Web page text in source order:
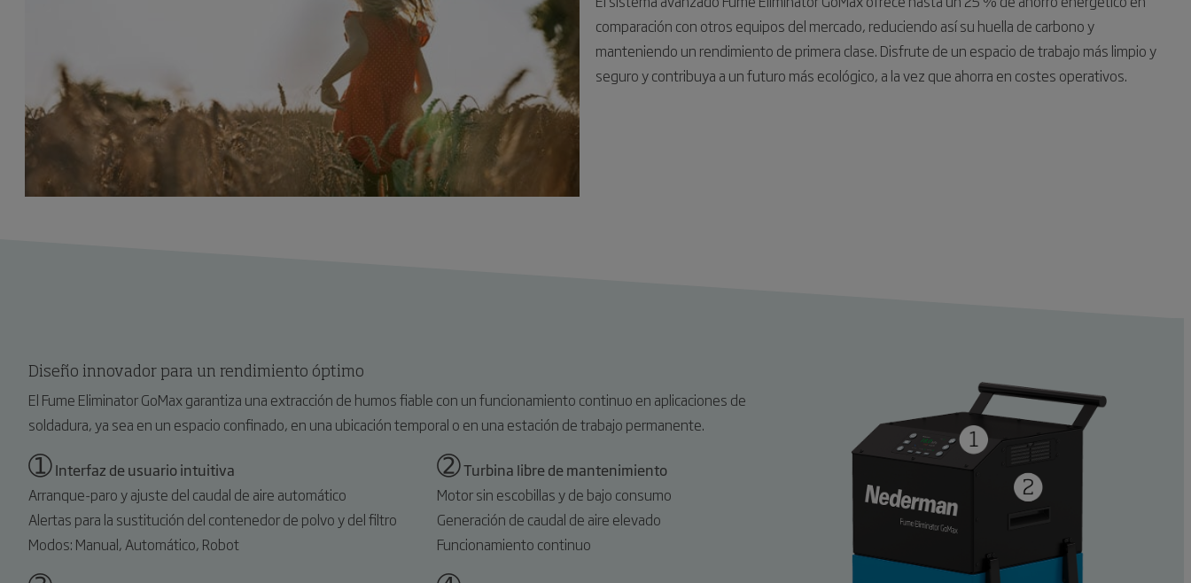
comparación con otros equipos del mercado, reduciendo así su huella de carbono y
manteniendo un rendimiento de primera clase. Disfrute de un espacio de trabajo más limpio y
seguro y contribuya a un futuro más ecológico, a la vez que ahorra en costes operativos.
Diseño innovador para un rendimiento óptimo
El Fume Eliminator GoMax garantiza una extracción de humos fiable con un funcionamiento continuo en aplicaciones de
soldadura, ya sea en un espacio confinado, en una ubicación temporal o en una estación de trabajo permanente.
➀Interfaz de usuario intuitiva
Arranque-paro y ajuste del caudal de aire automático
Alertas para la sustitución del contenedor de polvo y del filtro
Modos: Manual, Automático, Robot
➁Turbina libre de mantenimiento
Motor sin escobillas y de bajo consumo
Generación de caudal de aire elevado
Funcionamiento continuo